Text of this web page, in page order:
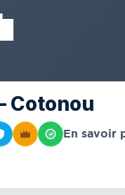
Cotonou
En savoir